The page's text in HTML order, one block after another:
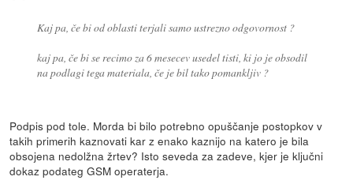
Kaj pa, če bi od oblasti terjali samo ustrezno odgovornost ?
kaj pa, če bi se recimo za 6 mesecev usedel tisti, ki jo je obsodil
na podlagi tega materiala, če je bil tako pomankljiv ?
Podpis pod tole. Morda bi bilo potrebno opuščanje postopkov v
takih primerih kaznovati kar z enako kaznijo na katero je bila
obsojena nedolžna žrtev? Isto seveda za zadeve, kjer je ključni
dokaz podateg GSM operaterja.